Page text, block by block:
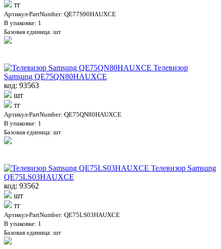
тг
Артикул-PartNumber: QE77S90HAUXCE
В упаковке: 1
Базовая единица: шт
Телевизор
Samsung QE75QN80HAUXCE
код: 93563
шт
тг
Артикул-PartNumber: QE75QN80HAUXCE
В упаковке: 1
Базовая единица: шт
Телевизор Samsung
QE75LS03HAUXCE
код: 93562
шт
тг
Артикул-PartNumber: QE75LS03HAUXCE
В упаковке: 1
Базовая единица: шт